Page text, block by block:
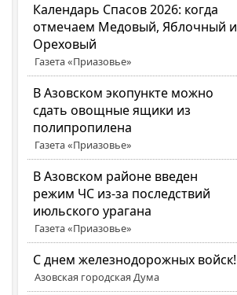
Календарь Спасов 2026: когда
отмечаем Медовый, Яблочный и
Ореховый
Газета «Приазовье»
В Азовском экопункте можно
сдать овощные ящики из
полипропилена
Газета «Приазовье»
В Азовском районе введен
режим ЧС из-за последствий
июльского урагана
Газета «Приазовье»
С днем железнодорожных войск!
Азовская городская Дума